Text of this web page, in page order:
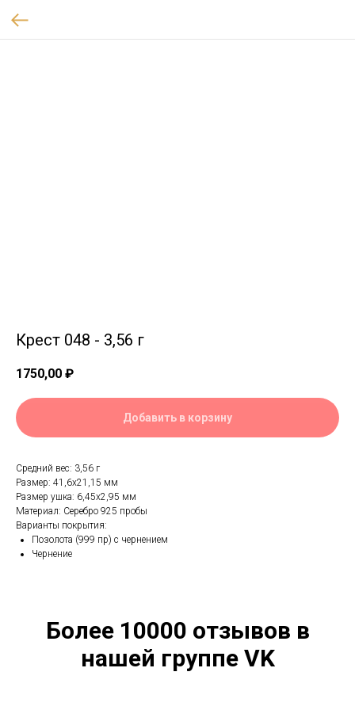
Крест 048 - 3,56 г
1750,00 ₽
Добавить в корзину
Средний вес: 3,56 г
Размер: 41,6х21,15 мм
Размер ушка: 6,45х2,95 мм
Материал: Серебро 925 пробы
Варианты покрытия:
Позолота (999 пр) с чернением
Чернение
Более 10000 отзывов в
нашей группе VK